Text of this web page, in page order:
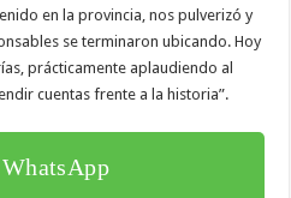
en la provincia, nos pulverizó y
se terminaron ubicando. Hoy
prácticamente aplaudiendo al
cuentas frente a la historia”.